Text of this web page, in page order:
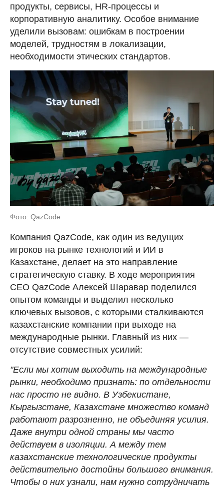
продукты, сервисы, HR-процессы и
корпоративную аналитику. Особое внимание
уделили вызовам: ошибкам в построении
моделей, трудностям в локализации,
необходимости этических стандартов.
Фото: QazCode
Компания QazCode, как один из ведущих
игроков на рынке технологий и ИИ в
Казахстане, делает на это направление
стратегическую ставку. В ходе мероприятия
CEO QazCode Алексей Шаравар поделился
опытом команды и выделил несколько
ключевых вызовов, с которыми сталкиваются
казахстанские компании при выходе на
международные рынки. Главный из них —
отсутствие совместных усилий:
"Если мы хотим выходить на международные
рынки, необходимо признать: по отдельности
нас просто не видно. В Узбекистане,
Кыргызстане, Казахстане множество команд
работают разрозненно, не объединяя усилия.
Даже внутри одной страны мы часто
действуем в изоляции. А между тем
казахстанские технологические продукты
действительно достойны большого внимания.
Чтобы о них узнали, нам нужно сотрудничать